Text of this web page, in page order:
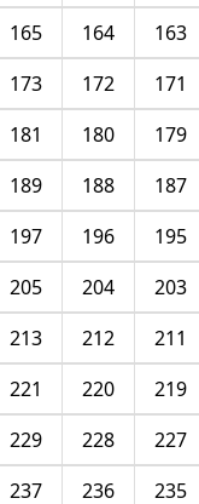
163
164
165
171
172
173
179
180
181
187
188
189
195
196
197
203
204
205
211
212
213
219
220
221
227
228
229
235
236
237